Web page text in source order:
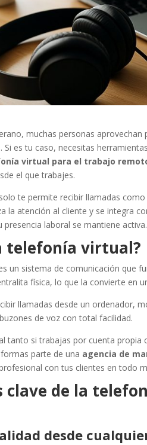
muchas personas
Si es tu caso, necesitas
virtual para el trabajo
el que trabajes.
te permite recibir llamadas
la atención al cliente y se integra
laboral se mantiene activa.
telefonía virtual?
un sistema de comunicación que
física, lo que la convierte en
llamadas desde un ordenador,
de voz con total facilidad.
tanto si trabajas por cuenta
parte de una agencia de
con tus clientes en todo
clave de la
desde